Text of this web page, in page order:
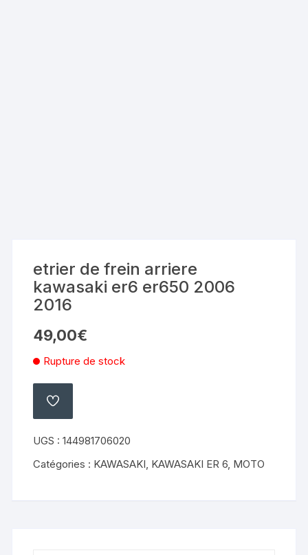
etrier de frein arriere
kawasaki er6 er650 2006
2016
49,00€
Rupture de stock
AJOUTER
LISTE
UGS :144981706020
Catégories : KAWASAKI, KAWASAKI ER 6, MOTO